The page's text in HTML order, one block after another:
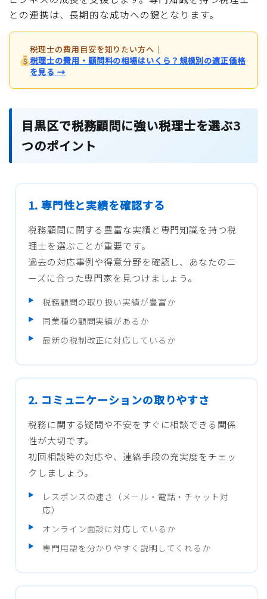
との連携は、長期的な成功への鍵となります。
税理士の費用目安を知りたい方へ ｜
税理士の費用・顧問料の相場はいくら？規模別の適正価格
を見る →
目黒区で税務顧問に強い税理士を選ぶ3
つのポイント
1. 専門性と実績を確認する
税務顧問に関する豊富な実績と専門知識を持つ税
理士を選ぶことが重要です。
過去の対応事例や得意分野を確認し、あなたのニ
ーズに合った専門家を見つけましょう。
税務顧問の取り扱い実績が豊富か
同業種の顧問実績があるか
最新の税制改正に対応しているか
2. コミュニケーションの取りやすさ
税務に関する疑問や不安をすぐに相談できる関係
性が大切です。
初回相談時の対応や、連絡手段の充実度をチェッ
クしましょう。
レスポンスの速さ（メール・電話・チャット対
応）
オンライン面談に対応しているか
専門用語を分かりやすく説明してくれるか